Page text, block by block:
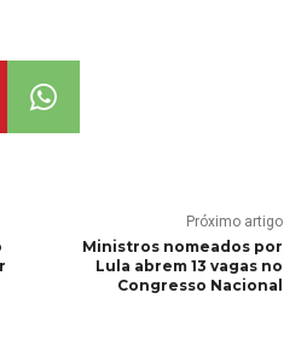
Próximo artigo
Ministros nomeados por
Lula abrem 13 vagas no
Congresso Nacional